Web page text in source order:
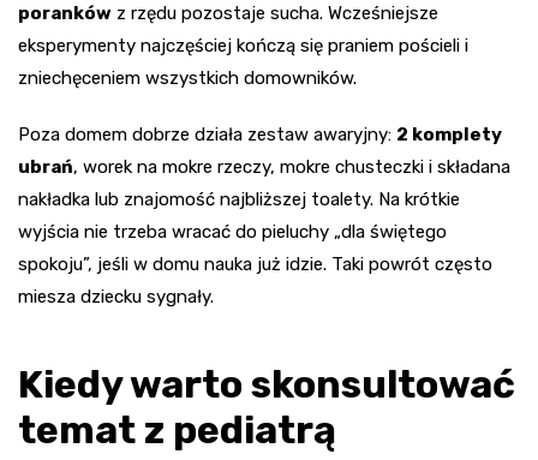
poranków z rzędu pozostaje sucha. Wcześniejsze
eksperymenty najczęściej kończą się praniem pościeli i
zniechęceniem wszystkich domowników.
Poza domem dobrze działa zestaw awaryjny: 2 komplety
ubrań, worek na mokre rzeczy, mokre chusteczki i składana
nakładka lub znajomość najbliższej toalety. Na krótkie
wyjścia nie trzeba wracać do pieluchy „dla świętego
spokoju”, jeśli w domu nauka już idzie. Taki powrót często
miesza dziecku sygnały.
Kiedy warto skonsultować
temat z pediatrą